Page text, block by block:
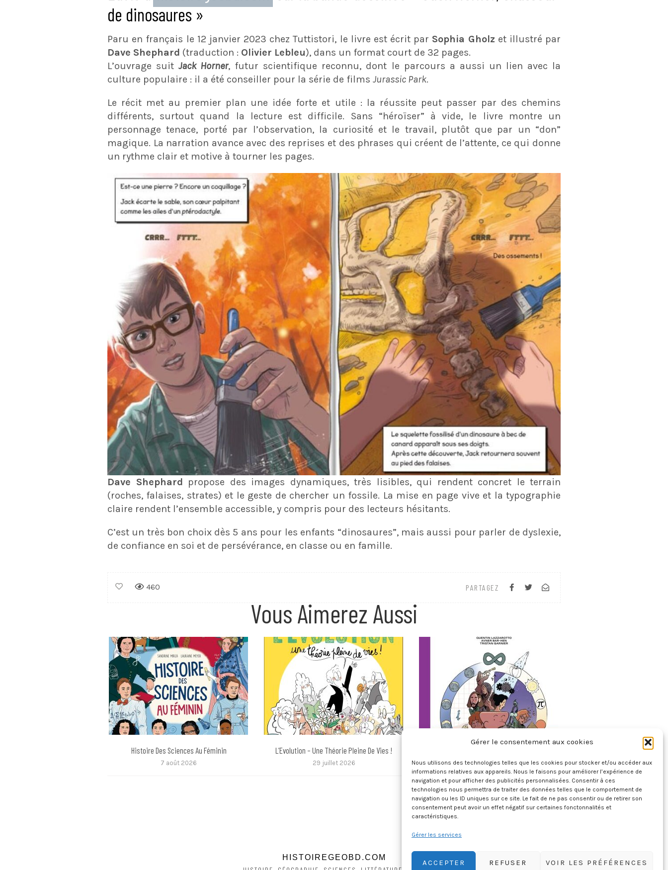
Gérer le consentement aux cookies
Nous utilisons des technologies telles que les cookies pour stocker et/ou accéder aux
informations relatives aux appareils. Nous le faisons pour améliorer l’expérience de
navigation et pour afficher des publicités personnalisées. Consentir à ces
technologies nous permettra de traiter des données telles que le comportement de
navigation ou les ID uniques sur ce site. Le fait de ne pas consentir ou de retirer son
consentement peut avoir un effet négatif sur certaines fonctonnalités et
caractéristiques.
Gérer les services
ACCEPTER REFUSER VOIR LES PRÉFÉRENCES
de dinosaures »
Paru en français le 12 janvier 2023 chez Tuttistori, le livre est écrit par Sophia Gholz et illustré par
Dave Shephard (traduction : Olivier Lebleu), dans un format court de 32 pages.
L’ouvrage suitJack Horner, futur scientifique reconnu, dont le parcours a aussi un lien avec la
culture populaire : il a été conseiller pour la série de films Jurassic Park.
Le récit met au premier plan une idée forte et utile : la réussite peut passer par des chemins
différents, surtout quand la lecture est difficile. Sans “héroïser” à vide, le livre montre un
personnage tenace, porté par l’observation, la curiosité et le travail, plutôt que par un “don”
magique. La narration avance avec des reprises et des phrases qui créent de l’attente, ce qui donne
un rythme clair et motive à tourner les pages.
Dave Shephard propose des images dynamiques, très lisibles, qui rendent concret le terrain
(roches, falaises, strates) et le geste de chercher un fossile. La mise en page vive et la typographie
claire rendent l’ensemble accessible, y compris pour des lecteurs hésitants.
C’est un très bon choix dès 5 ans pour les enfants “dinosaures”, mais aussi pour parler de dyslexie,
de confiance en soi et de persévérance, en classe ou en famille.
PARTAGEZ
460
Vous Aimerez Aussi
Histoire Des Sciences Au Féminin
7 août 2026
L’Evolution – Une Théorie Pleine De Vies !
29 juillet 2026 11 juillet 2026
HISTOIREGEOBD.COM